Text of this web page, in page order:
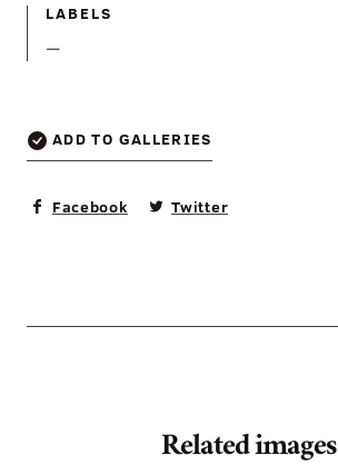
LABELS
—
ADD TO GALLERIES
Facebook Twitter
Related images